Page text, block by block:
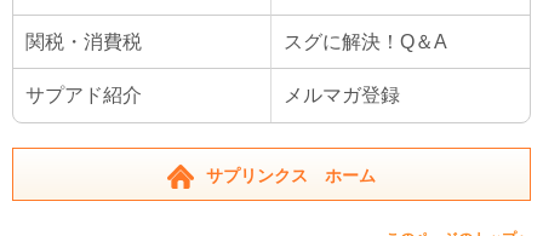
関税・消費税 スグに解決！Q＆A
サプアド紹介 メルマガ登録
サプリンクス ホーム